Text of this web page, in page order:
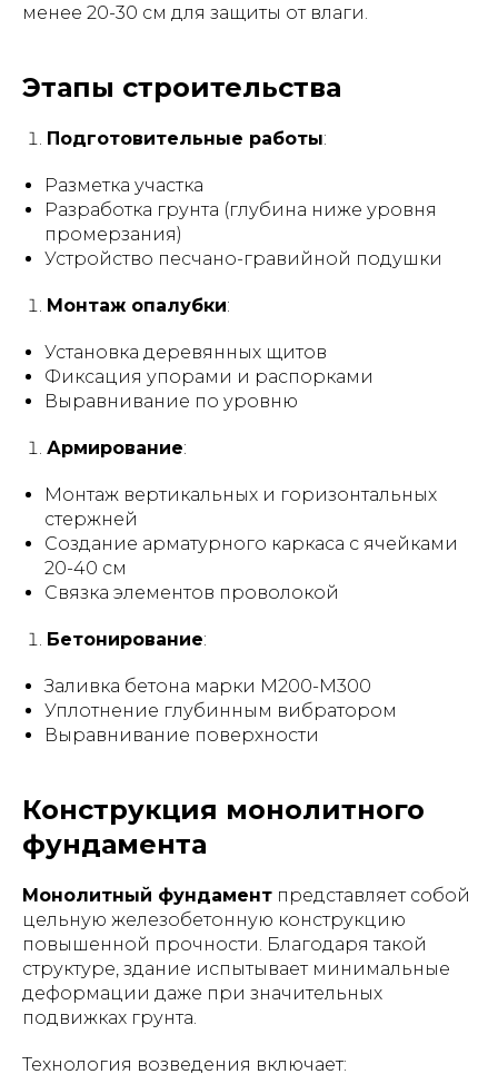
менее 20-30 см для защиты от влаги.
Этапы строительства
Подготовительные работы:
Разметка участка
Разработка грунта (глубина ниже уровня
промерзания)
Устройство песчано-гравийной подушки
Монтаж опалубки:
Установка деревянных щитов
Фиксация упорами и распорками
Выравнивание по уровню
Армирование:
Монтаж вертикальных и горизонтальных
стержней
Создание арматурного каркаса с ячейками
20-40 см
Связка элементов проволокой
Бетонирование:
Заливка бетона марки М200-М300
Уплотнение глубинным вибратором
Выравнивание поверхности
Конструкция монолитного
фундамента
Монолитный фундамент представляет собой
цельную железобетонную конструкцию
повышенной прочности. Благодаря такой
структуре, здание испытывает минимальные
деформации даже при значительных
подвижках грунта.
Технология возведения включает: